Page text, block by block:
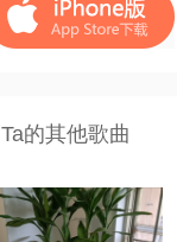
Ta的其他歌曲